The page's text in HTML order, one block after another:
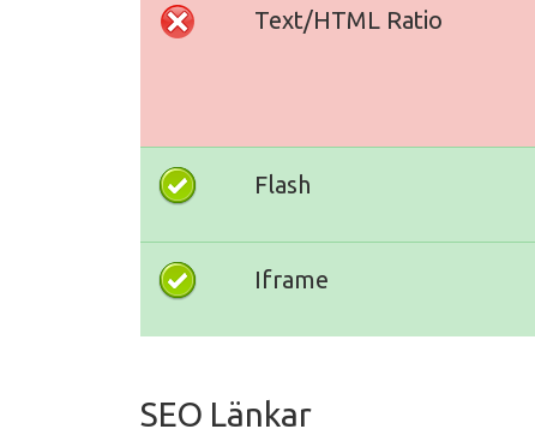
Text/HTML Ratio
Flash
Iframe
SEO Länkar